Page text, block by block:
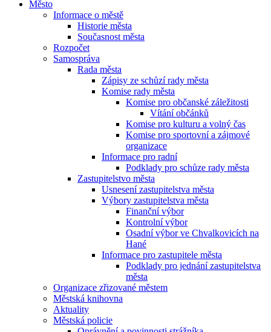
Město
Informace o městě
Historie města
Současnost města
Rozpočet
Samospráva
Rada města
Zápisy ze schůzí rady města
Komise rady města
Komise pro občanské záležitosti
Vítání občánků
Komise pro kulturu a volný čas
Komise pro sportovní a zájmové
organizace
Informace pro radní
Podklady pro schůze rady města
Zastupitelstvo města
Usnesení zastupitelstva města
Výbory zastupitelstva města
Finanční výbor
Kontrolní výbor
Osadní výbor ve Chvalkovicích na
Hané
Informace pro zastupitele města
Podklady pro jednání zastupitelstva
města
Organizace zřizované městem
Městská knihovna
Aktuality
Městská policie